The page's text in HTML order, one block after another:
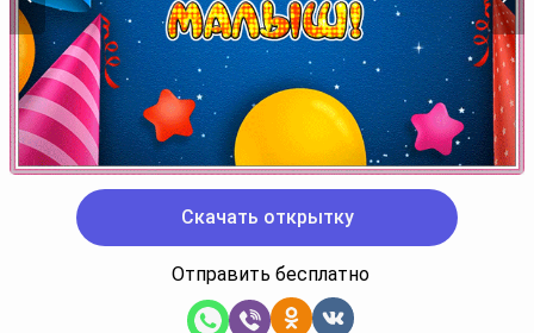
Скачать открытку
Отправить бесплатно